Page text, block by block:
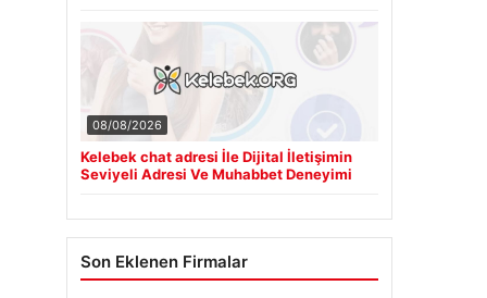
08/08/2026
Kelebek chat adresi İle Dijital İletişimin
Seviyeli Adresi Ve Muhabbet Deneyimi
Son Eklenen Firmalar